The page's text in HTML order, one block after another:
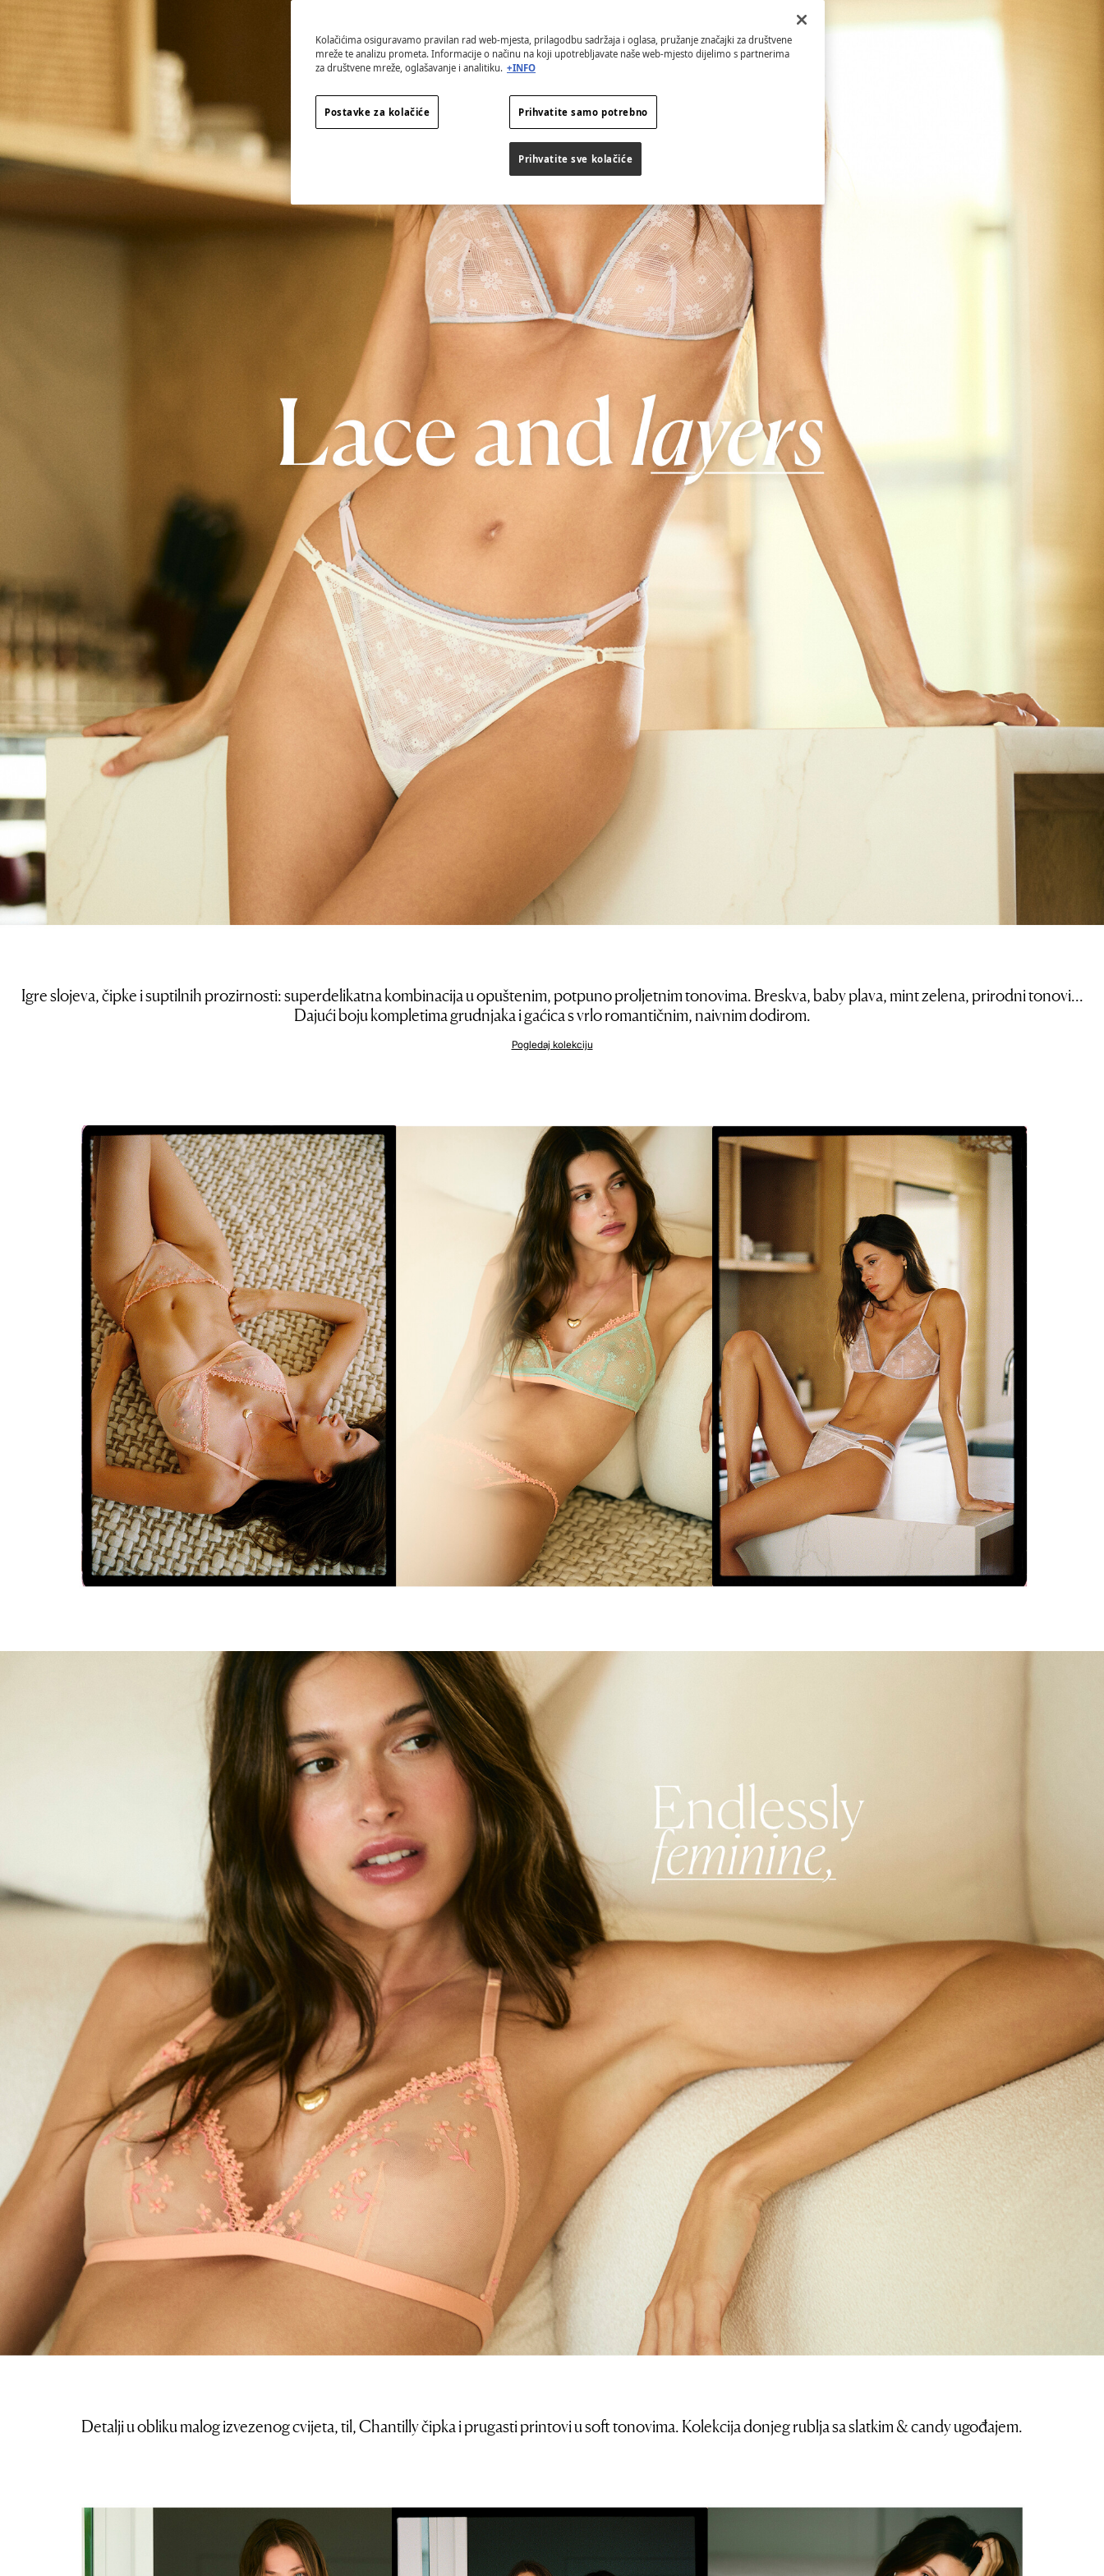
Igre slojeva, čipke i suptilnih prozirnosti: superdelikatna kombinacija u opuštenim, potpuno proljetnim tonovima. Breskva, baby plava, mint zelena, prirodni tonovi…
Dajući boju kompletima grudnjaka i gaćica s vrlo romantičnim, naivnim dodirom.
Pogledaj kolekciju
Detalji u obliku malog izvezenog cvijeta, til, Chantilly čipka i prugasti printovi u soft tonovima. Kolekcija donjeg rublja sa slatkim & candy ugođajem.
Kolačićima osiguravamo pravilan rad web-mjesta, prilagodbu sadržaja i oglasa, pružanje značajki za društvene
mreže te analizu prometa. Informacije o načinu na koji upotrebljavate naše web-mjesto dijelimo s partnerima
za društvene mreže, oglašavanje i analitiku. +INFO
Prihvatite samo potrebno
Prihvatite sve kolačiće
Postavke za kolačiće